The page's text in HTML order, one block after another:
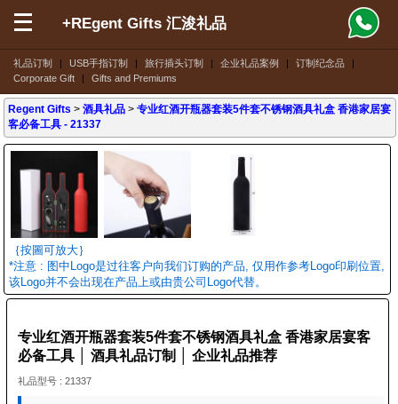
礼品订制 | USB手指订制 | 旅行插头订制 | 企业礼品案例 | 订制纪念品
|
Corporate Gift
| Gifts and Premiums
+REgent Gifts 汇浚礼品
Regent Gifts >酒具礼品 >专业红酒开瓶器套装5件套不锈钢酒具礼盒 香港家居宴
客必备工具 - 21337
｛按圖可放大｝
*注意 : 图中Logo是过往客户向我们订购的产品, 仅用作参考Logo印刷位置,
该Logo并不会出现在产品上或由贵公司Logo代替。
专业红酒开瓶器套装5件套不锈钢酒具礼盒 香港家居宴客
必备工具 │ 酒具礼品订制 │ 企业礼品推荐
礼品型号 : 21337